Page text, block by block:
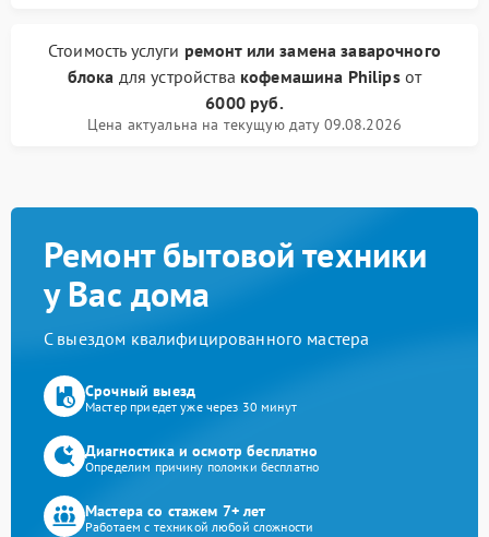
Стоимость услуги ремонт или замена заварочного
блока для устройства кофемашина Philipsот
6000 руб.
Цена актуальна на текущую дату 09.08.2026
Ремонт бытовой техники
у Вас дома
С выездом квалифицированного мастера
Срочный выезд
Мастер приедет уже через 30 минут
Диагностика и осмотр бесплатно
Определим причину поломки бесплатно
Мастера со стажем 7+ лет
Работаем с техникой любой сложности